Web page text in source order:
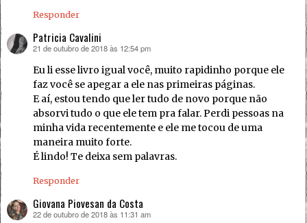
Responder
Patricia Cavalini
disse:
21 de outubro de 2018 às 12:54 pm
Eu li esse livro igual você, muito rapidinho porque ele
faz você se apegar a ele nas primeiras páginas.
E aí, estou tendo que ler tudo de novo porque não
absorvi tudo o que ele tem pra falar. Perdi pessoas na
minha vida recentemente e ele me tocou de uma
maneira muito forte.
É lindo! Te deixa sem palavras.
Responder
Giovana Piovesan da Costa
disse:
22 de outubro de 2018 às 11:31 am